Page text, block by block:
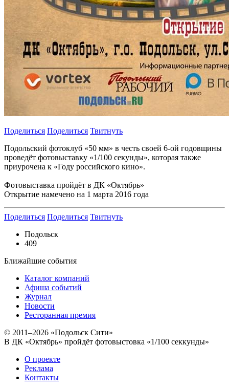
Поделиться Поделиться Твитнуть
Подольский фотоклуб «50 мм» в честь своей 6-ой годовщины
проведёт фотовыставку «1/100 секунды», которая также
приурочена к «Году российского кино».
Фотовыставка пройдёт в ДК «Октябрь»
Открытие намечено на 1 марта 2016 года
Поделиться Поделиться Твитнуть
Подольск
409
Ближайшие события
Каталог компаний
Афиша событий
Журнал
Новости
Ресторанная премия
© 2011–2026 «Подольск Сити»
В ДК «Октябрь» пройдёт фотовыстовка «1/100 секкунды»
О проекте
Реклама
Контакты